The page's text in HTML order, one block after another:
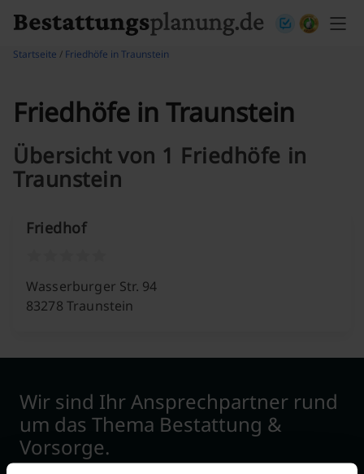
Startseite / Friedhöfe in Traunstein
Friedhöfe in Traunstein
Übersicht von 1 Friedhöfe in
Traunstein
Friedhof
Wasserburger Str. 94
83278 Traunstein
Wir sind Ihr Ansprechpartner rund
um das Thema Bestattung &
Vorsorge.